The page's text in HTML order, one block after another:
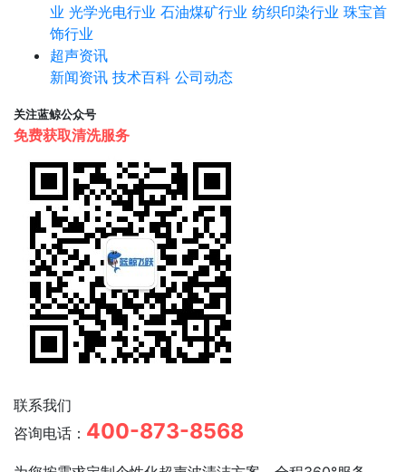
业 光学光电行业 石油煤矿行业 纺织印染行业 珠宝首
饰行业
超声资讯
新闻资讯 技术百科 公司动态
关注蓝鲸公众号
免费获取清洗服务
联系我们
咨询电话： 400-873-8568